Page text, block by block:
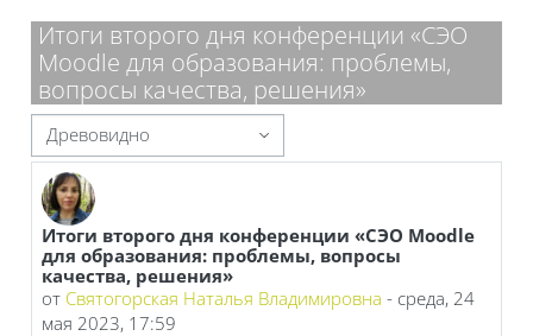
Блоки
Итоги второго дня конференции «СЭО
Moodle для образования: проблемы,
вопросы качества, решения»
Режим отображения
Итоги второго дня конференции «СЭО Moodle
для образования: проблемы, вопросы
качества, решения»
от Святогорская Наталья Владимировна - среда, 24
мая 2023, 17:59
Количество ответов: 0